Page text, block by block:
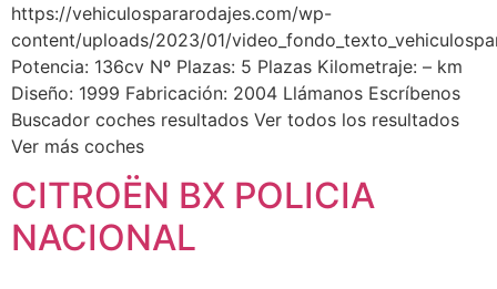
https://vehiculospararodajes.com/wp-
content/uploads/2023/01/
Potencia: 136cv Nº Plazas: 5 Plazas Kilometraje: – km
Diseño: 1999 Fabricación: 2004 Llámanos Escríbenos
Buscador coches resultados Ver todos los resultados
Ver más coches
CITROËN BX POLICIA
NACIONAL